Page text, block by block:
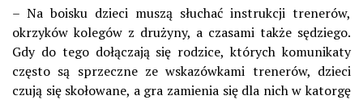
– Na boisku dzieci muszą słuchać instrukcji trenerów,
okrzyków kolegów z drużyny, a czasami także sędziego.
Gdy do tego dołączają się rodzice, których komunikaty
często są sprzeczne ze wskazówkami trenerów, dzieci
czują się skołowane, a gra zamienia się dla nich w katorgę